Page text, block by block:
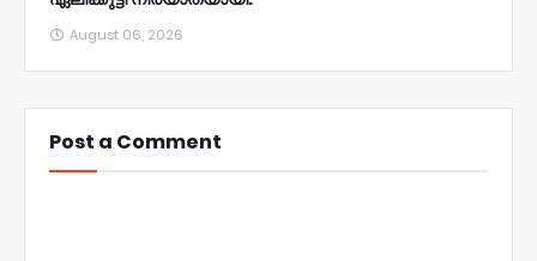
August 06, 2026
Post a Comment